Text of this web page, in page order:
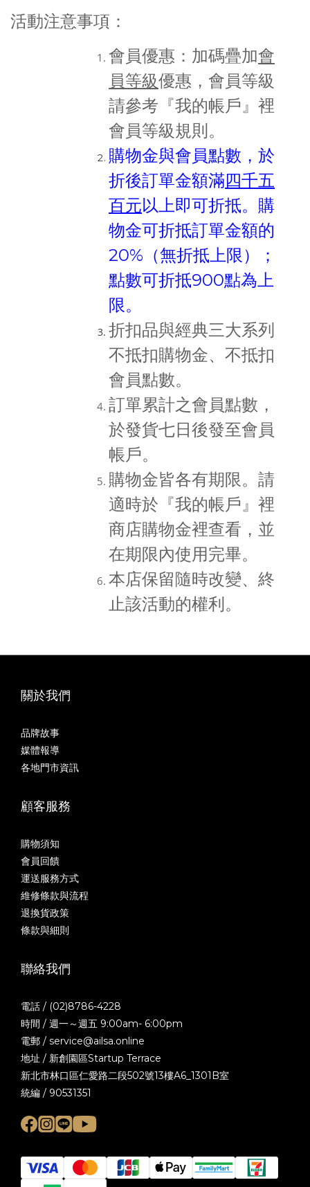
活動注意事項：
會員優惠：加碼疊加會
員等級優惠，會員等級
請參考『我的帳戶』裡
會員等級規則。
購物金與會員點數，於
折後訂單金額滿四千五
百元以上即可折抵。購
物金可折抵訂單金額的
20%（無折抵上限）；
點數可折抵900點為上
限。
折扣品與經典三大系列
不抵扣購物金、不抵扣
會員點數。
訂單累計之會員點數，
於發貨七日後發至會員
帳戶。
購物金皆各有期限。請
適時於『我的帳戶』裡
商店購物金裡查看，並
在期限內使用完畢。
本店保留隨時改變、終
止該活動的權利。
關於我們
品牌故事
媒體報導
各地門市資訊
顧客服務
購物須知
會員回饋
運送服務方式
維修條款與流程
退換貨政策
條款與細則
聯絡我們
電話 / (02)8786-4228
時間 / 週一～週五 9:00am- 6:00pm
電郵 / service@ailsa.online
地址 / 新創園區Startup Terrace
新北市林口區仁愛路二段502號13樓A6_1301B室
統編 / 90531351